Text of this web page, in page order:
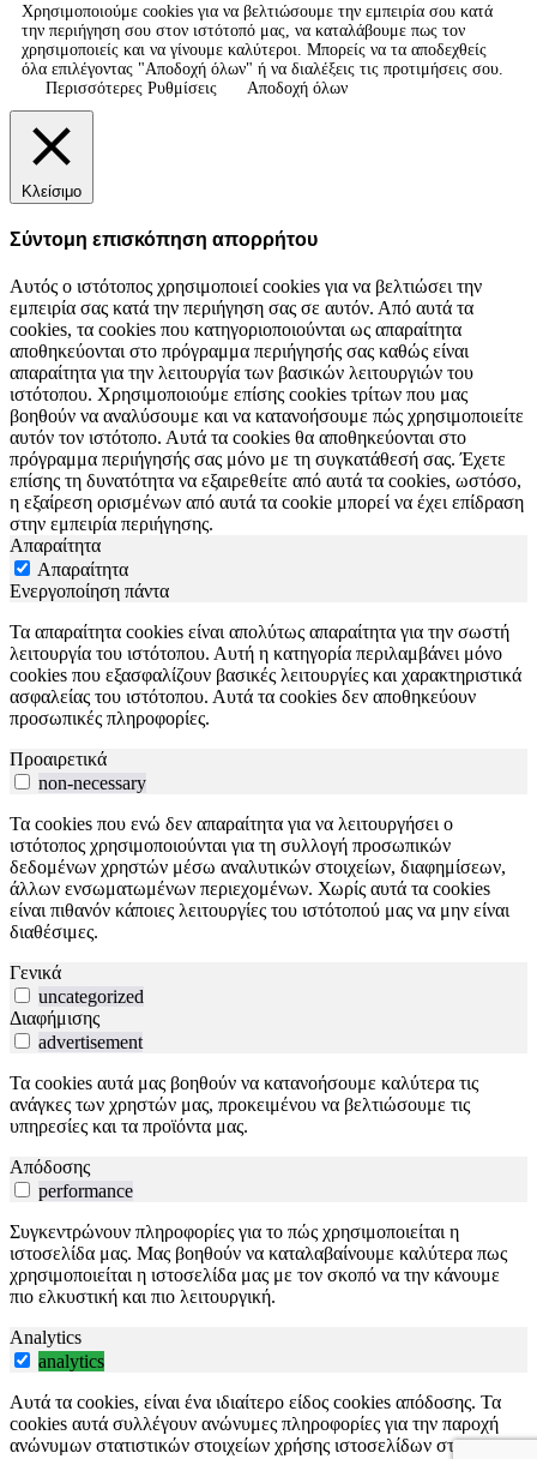
Χρησιμοποιούμε cookies για να βελτιώσουμε την εμπειρία σου κατά
την περιήγηση σου στον ιστότοπό μας, να καταλάβουμε πως τον
χρησιμοποιείς και να γίνουμε καλύτεροι. Μπορείς να τα αποδεχθείς
όλα επιλέγοντας "Αποδοχή όλων" ή να διαλέξεις τις προτιμήσεις σου.
Περισσότερες Ρυθμίσεις
Αποδοχή όλων
Κλείσιμο
Σύντομη επισκόπηση απορρήτου
Αυτός ο ιστότοπος χρησιμοποιεί cookies για να βελτιώσει την
εμπειρία σας κατά την περιήγηση σας σε αυτόν. Από αυτά τα
cookies, τα cookies που κατηγοριοποιούνται ως απαραίτητα
αποθηκεύονται στο πρόγραμμα περιήγησής σας καθώς είναι
απαραίτητα για την λειτουργία των βασικών λειτουργιών του
ιστότοπου. Χρησιμοποιούμε επίσης cookies τρίτων που μας
βοηθούν να αναλύσουμε και να κατανοήσουμε πώς χρησιμοποιείτε
αυτόν τον ιστότοπο. Αυτά τα cookies θα αποθηκεύονται στο
πρόγραμμα περιήγησής σας μόνο με τη συγκατάθεσή σας. Έχετε
επίσης τη δυνατότητα να εξαιρεθείτε από αυτά τα cookies, ωστόσο,
η εξαίρεση ορισμένων από αυτά τα cookie μπορεί να έχει επίδραση
στην εμπειρία περιήγησης.
Απαραίτητα
Απαραίτητα
Ενεργοποίηση πάντα
Τα απαραίτητα cookies είναι απολύτως απαραίτητα για την σωστή
λειτουργία του ιστότοπου. Αυτή η κατηγορία περιλαμβάνει μόνο
cookies που εξασφαλίζουν βασικές λειτουργίες και χαρακτηριστικά
ασφαλείας του ιστότοπου. Αυτά τα cookies δεν αποθηκεύουν
προσωπικές πληροφορίες.
Προαιρετικά
non-necessary
Τα cookies που ενώ δεν απαραίτητα για να λειτουργήσει ο
ιστότοπος χρησιμοποιούνται για τη συλλογή προσωπικών
δεδομένων χρηστών μέσω αναλυτικών στοιχείων, διαφημίσεων,
άλλων ενσωματωμένων περιεχομένων. Χωρίς αυτά τα cookies
είναι πιθανόν κάποιες λειτουργίες του ιστότοπού μας να μην είναι
διαθέσιμες.
Γενικά
uncategorized
Διαφήμισης
advertisement
Τα cookies αυτά μας βοηθούν να κατανοήσουμε καλύτερα τις
ανάγκες των χρηστών μας, προκειμένου να βελτιώσουμε τις
υπηρεσίες και τα προϊόντα μας.
Απόδοσης
performance
Συγκεντρώνουν πληροφορίες για το πώς χρησιμοποιείται η
ιστοσελίδα μας. Μας βοηθούν να καταλαβαίνουμε καλύτερα πως
χρησιμοποιείται η ιστοσελίδα μας με τον σκοπό να την κάνουμε
πιο ελκυστική και πιο λειτουργική.
Analytics
analytics
Αυτά τα cookies, είναι ένα ιδιαίτερο είδος cookies απόδοσης. Τα
cookies αυτά συλλέγουν ανώνυμες πληροφορίες για την παροχή
ανώνυμων στατιστικών στοιχείων χρήσης ιστοσελίδων στους